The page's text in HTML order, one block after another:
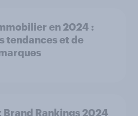
en 2024 :
tendances et de
Brand Rankings 2024